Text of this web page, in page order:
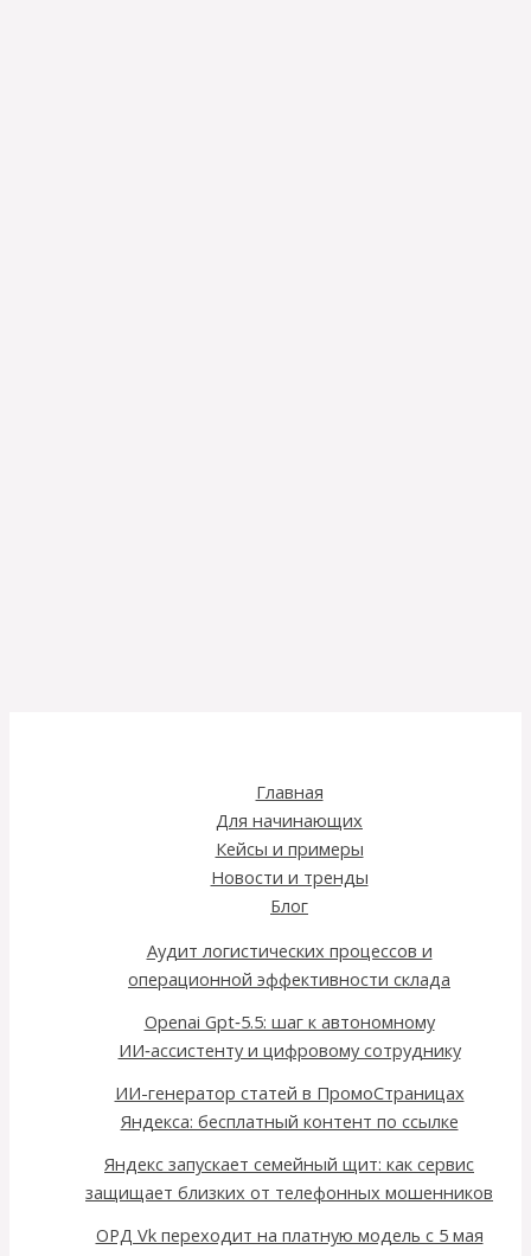
Главная
Для начинающих
Кейсы и примеры
Новости и тренды
Блог
Аудит логистических процессов и
операционной эффективности склада
Openai Gpt‑5.5: шаг к автономному
ИИ‑ассистенту и цифровому сотруднику
ИИ-генератор статей в ПромоСтраницах
Яндекса: бесплатный контент по ссылке
Яндекс запускает семейный щит: как сервис
защищает близких от телефонных мошенников
ОРД Vk переходит на платную модель с 5 мая